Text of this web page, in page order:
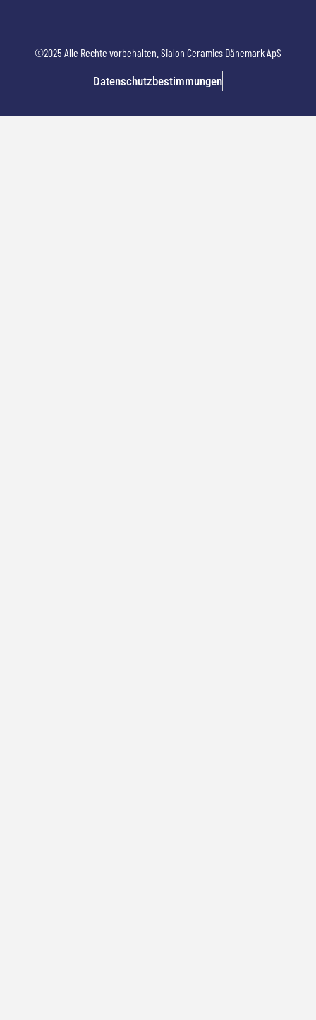
©2025 Alle Rechte vorbehalten. Sialon Ceramics Dänemark ApS
Datenschutzbestimmungen